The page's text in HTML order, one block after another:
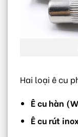
Hai loại ê cu
Ê cu hàn
Ê cu rút